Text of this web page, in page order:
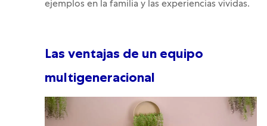
ejemplos en la familia y las experiencias vividas.
Las ventajas de un equipo
multigeneracional